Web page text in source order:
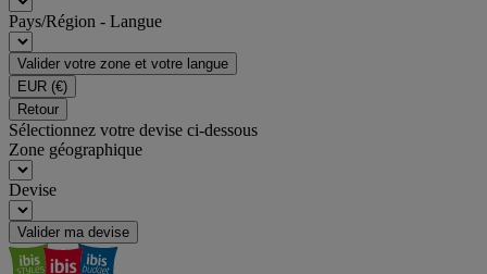
Pays/Région - Langue
Valider votre zone et votre langue
EUR (€)
Retour
Sélectionnez votre devise ci-dessous
Zone géographique
Devise
Valider ma devise